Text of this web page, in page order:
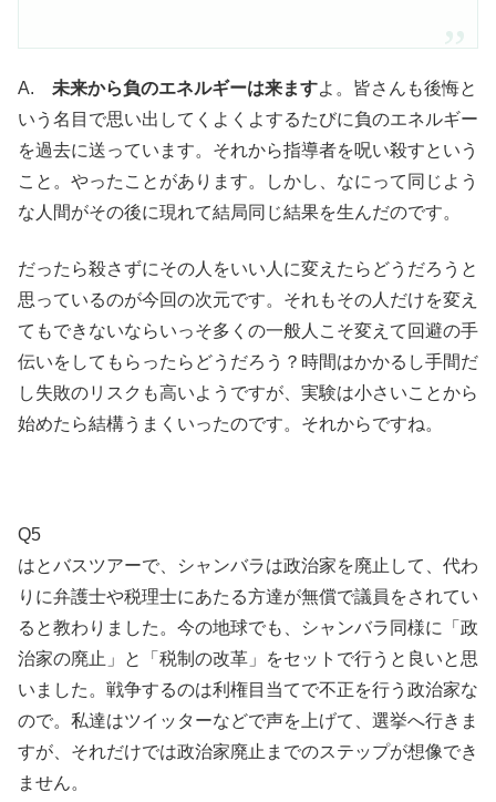
A. 未来から負のエネルギーは来ますよ。皆さんも後悔と
いう名目で思い出してくよくよするたびに負のエネルギー
を過去に送っています。それから指導者を呪い殺すという
こと。やったことがあります。しかし、なにって同じよう
な人間がその後に現れて結局同じ結果を生んだのです。
だったら殺さずにその人をいい人に変えたらどうだろうと
思っているのが今回の次元です。それもその人だけを変え
てもできないならいっそ多くの一般人こそ変えて回避の手
伝いをしてもらったらどうだろう？時間はかかるし手間だ
し失敗のリスクも高いようですが、実験は小さいことから
始めたら結構うまくいったのです。それからですね。
Q5
はとバスツアーで、シャンバラは政治家を廃止して、代わ
りに弁護士や税理士にあたる方達が無償で議員をされてい
ると教わりました。今の地球でも、シャンバラ同様に「政
治家の廃止」と「税制の改革」をセットで行うと良いと思
いました。戦争するのは利権目当てで不正を行う政治家な
ので。私達はツイッターなどで声を上げて、選挙へ行きま
すが、それだけでは政治家廃止までのステップが想像でき
ません。